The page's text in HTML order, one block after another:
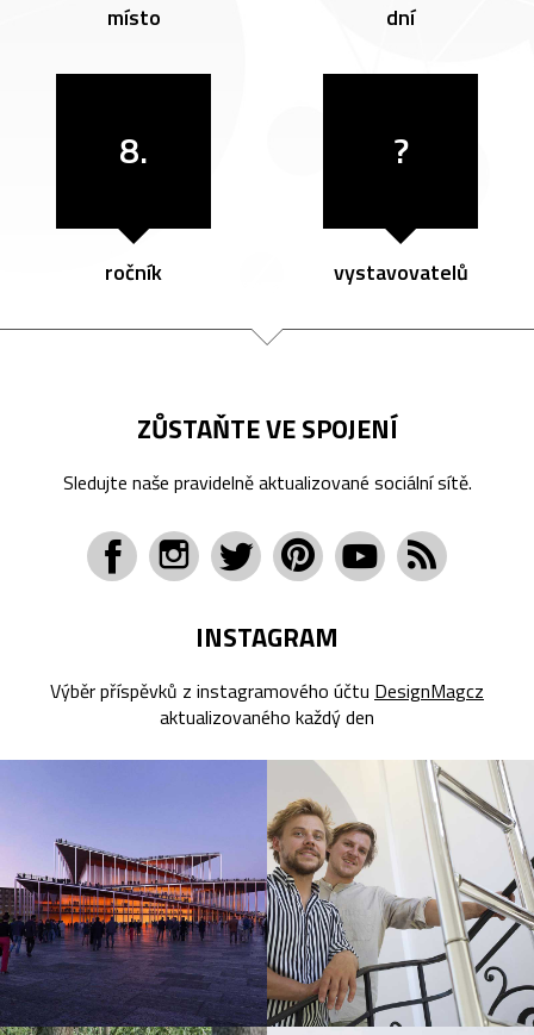
místo dní
8.
ročník
?
vystavovatelů
ZŮSTAŇTE VE SPOJENÍ
Sledujte naše pravidelně aktualizované sociální sítě.
INSTAGRAM
Výběr příspěvků z instagramového účtu DesignMagcz
aktualizovaného každý den